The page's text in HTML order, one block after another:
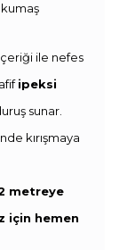
ile nefes
ipeksi
sunar.
kırışmaya
metreye
için hemen